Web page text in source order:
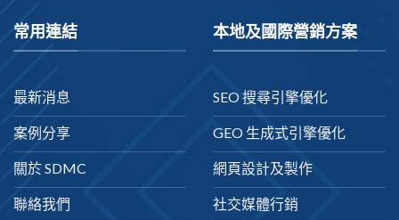
常用連結
最新消息
案例分享
關於 SDMC
聯絡我們
本地及國際營銷方案
SEO 搜尋引擎優化
GEO 生成式引擎優化
網頁設計及製作
社交媒體行銷